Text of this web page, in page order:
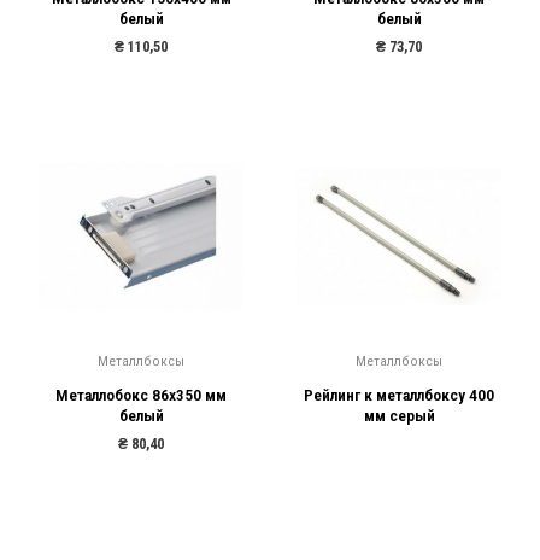
белый
₴ 110,50
белый
₴ 73,70
Металлбоксы
Металлобокс 86х350 мм
белый
₴ 80,40
Металлбоксы
Рейлинг к металлбоксу 400
мм серый